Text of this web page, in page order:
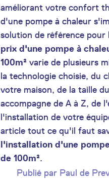
améliorant votre confort
d'une pompe à chaleur
solution de référence pour
prix d'une pompe à
100m² varie de plusieurs
la technologie choisie, du
votre maison, de la taille
accompagne de A à Z, de
l'installation de votre
article tout ce qu'il faut
l'installation d'une
de 100m².
Publié par Paul de